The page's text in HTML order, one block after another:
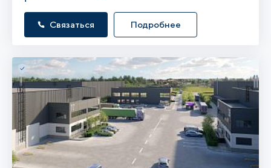
Связаться Подробнее